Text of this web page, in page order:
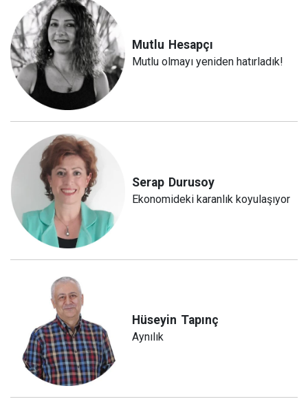
Mutlu Hesapçı
Mutlu olmayı yeniden hatırladık!
Serap Durusoy
Ekonomideki karanlık koyulaşıyor
Hüseyin Tapınç
Aynılık